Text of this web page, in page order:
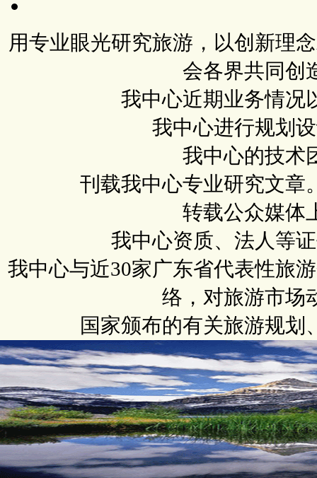
用专业眼光研究旅游，以创新理
会各界共同创
我中心近期业务情况
我中心进行规划
我中心的技术
刊载我中心专业研究文章
转载公众媒体
我中心资质、法人等
我中心与近30家广东省代表性旅
络，对旅游市场
国家颁布的有关旅游规划